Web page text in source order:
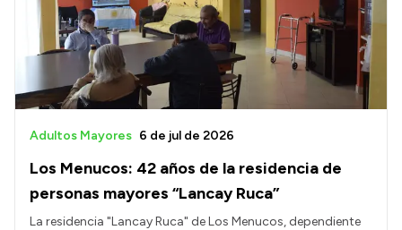
Los Menucos: 42 años de la residencia de
personas mayores “Lancay Ruca”
Adultos Mayores 6 de jul de 2026
La residencia "Lancay Ruca" de Los Menucos, dependiente